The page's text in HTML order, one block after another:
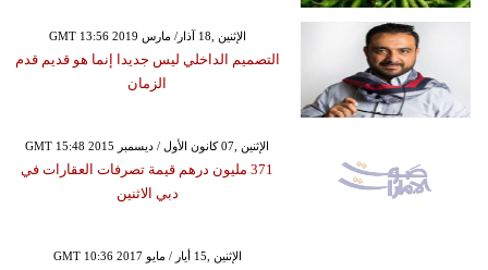
GMT 13:56 2019 الإثنين ,18 آذار/ مارس
التصميم الداخلي ليس جديدا إنما هو قديم قدم
الزمان
GMT 15:48 2015 الإثنين ,07 كانون الأول / ديسمبر
371 مليون درهم قيمة تصرفات العقارات في
دبي الاثنين
GMT 10:36 2017 الإثنين ,15 أيار / مايو